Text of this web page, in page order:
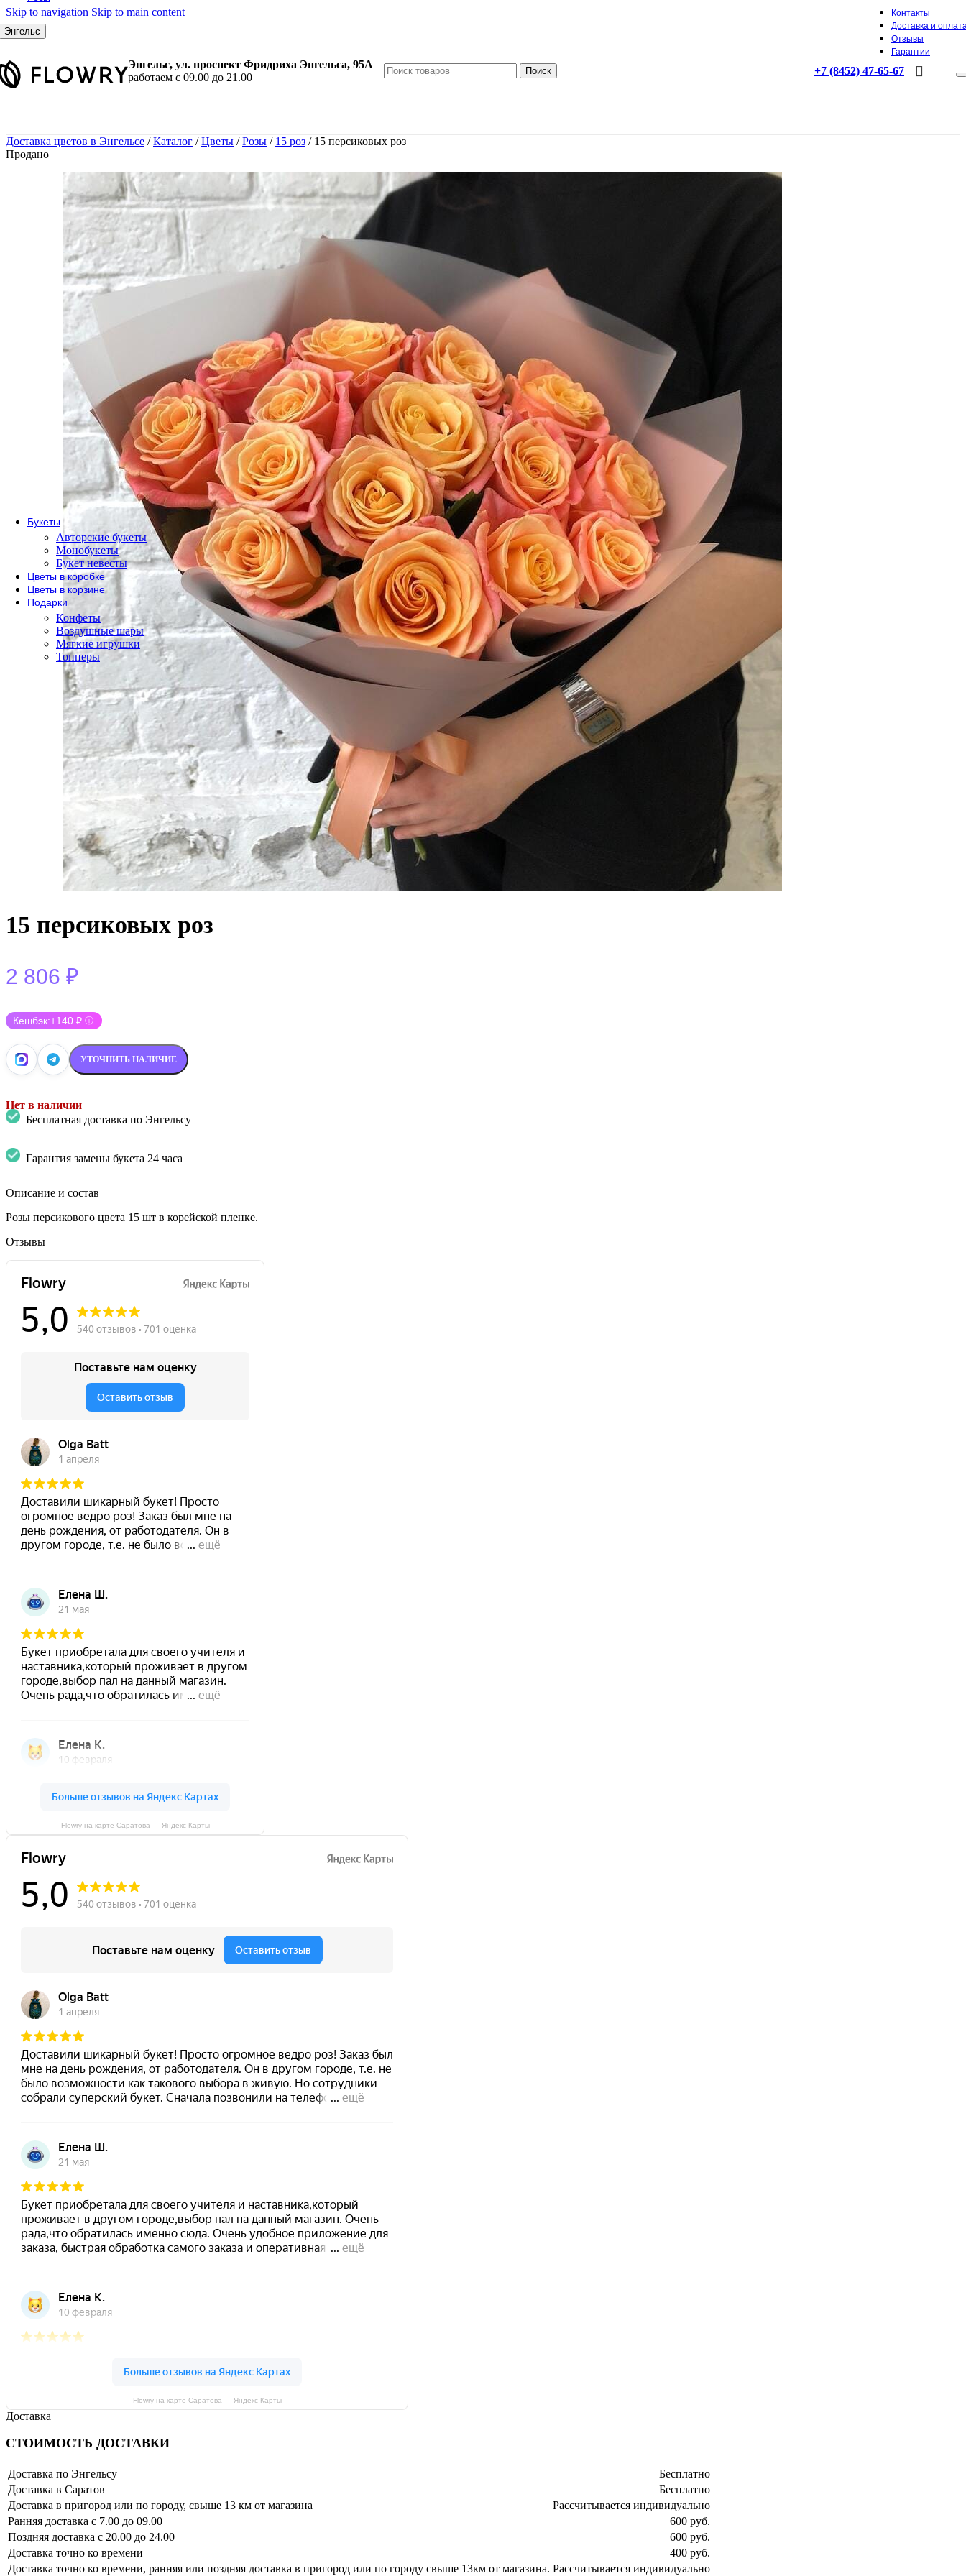
Skip to navigation Skip to main content
Энгельс
Контакты
Доставка и
Отзывы
Гарантии
Энгельс, ул. проспект Фридриха Энгельса, 95А
работаем с 09.00 до 21.00
Поиск +7 (8452) 47-65-67
По количеству
15 шт.
21 шт.
35 шт.
45 шт.
101 шт.
По цвету
Красные розы
Белые розы
Розовые розы
Желтые розы
Малиновые розы
Синие розы
Черные розы
По сорту
Пионовидные розы
Кустовые розы
Кенийские розы
Розы Эквадор
Розы России
По форме букета
Розы в коробке
Розы в корзине
Метровые розы
Букеты
Авторские букеты
Монобукеты
Букет невесты
Цветы в коробке
Цветы в корзине
Подарки
Конфеты
Воздушные шары
Мягкие игрушки
Топперы
Доставка цветов в Энгельсе / Каталог / Цветы / Розы / 15 роз /15 персиковых роз
Продано
15 персиковых роз
2 806 ₽
Кешбэк:+140 ₽ ⓘ
УТОЧНИТЬ НАЛИЧИЕ
Нет в наличии
Бесплатная доставка по Энгельсу
Гарантия замены букета 24 часа
Описание и состав
Розы персикового цвета 15 шт в корейской пленке.
Отзывы
Flowry на карте Саратова — Яндекс Карты
Flowry на карте Саратова — Яндекс Карты
Доставка
СТОИМОСТЬ ДОСТАВКИ
Доставка по Энгельсу
Бесплатно
Доставка в Саратов
Бесплатно
Доставка в пригород или по городу, свыше 13 км от магазина
Рассчитывается индивидуально
Ранняя доставка с 7.00 до 09.00
600 руб.
Поздняя доставка с 20.00 до 24.00
600 руб.
Доставка точно ко времени
400 руб.
Доставка точно ко времени, ранняя или поздняя доставка в пригород или по городу свыше 13км от магазина. Рассчитывается индивидуально